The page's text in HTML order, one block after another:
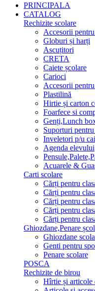
PRINCIPALA
CATALOG
Rechizite scolare
Accesorii
Globuri și harți
Ascuțitori
CRETA
Caiete școlare
Carioci
Accesorii pentru
Plastilină
Hirtie și carton
Foarfece si
Genți,Lunch
Suporturi
Inveletori p/u
Agenda elevului
Acuarele &
Carti scolare
Cărți pentru
Cărți pentru
Cărți pentru
Cărți pentru
Cărți pentru
Ghiozdane,Penare
Ghiozdane
Genti pentru
Penare scolare
POSCA
Rechizite de birou
Hîrtie și articole